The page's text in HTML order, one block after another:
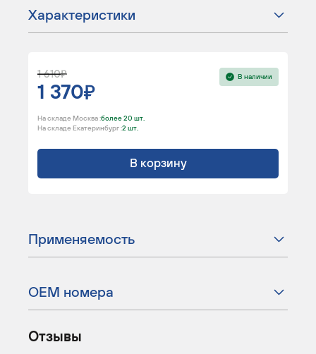
Характеристики
1 610
1 370
В наличии
На складе Москва :более 20 шт.
На складе Екатеринбург :2 шт.
В корзину
Применяемость
ОЕМ номера
Отзывы